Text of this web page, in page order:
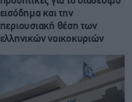
εισόδημα και την
περιουσιακή θέση των
ελληνικών νοικοκυριών